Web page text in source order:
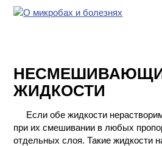
ХИМИЧЕСКАЯ
ПОСУДА
ВРЕДНЫЕ
ЖИДКОСТИ
Если обе жидкости
при их смешивании в любых
отдельных слоя. Такие жидкости